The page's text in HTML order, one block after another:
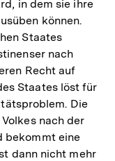
in dem sie ihre
können.
Staates
nach
Recht auf
Staates löst für
Die
nach der
bekommt eine
dann nicht mehr